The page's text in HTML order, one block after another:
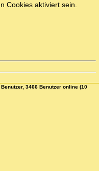
Cookies aktiviert sein.
3466 Benutzer online (10